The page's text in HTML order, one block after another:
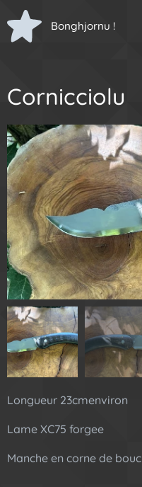
Bonghjornu !
Cornicciolu
Longueur 23cmenviron
Lame XC75 forgee
Manche en corne de bouc